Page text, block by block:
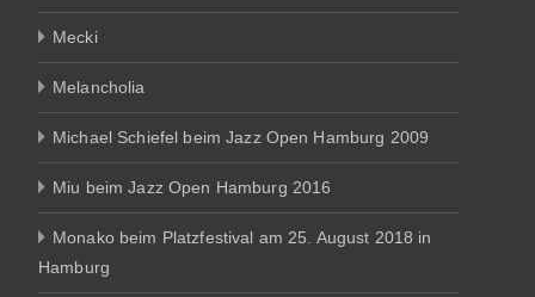
Mecki
Melancholia
Michael Schiefel beim Jazz Open Hamburg 2009
Miu beim Jazz Open Hamburg 2016
Monako beim Platzfestival am 25. August 2018 in
Hamburg